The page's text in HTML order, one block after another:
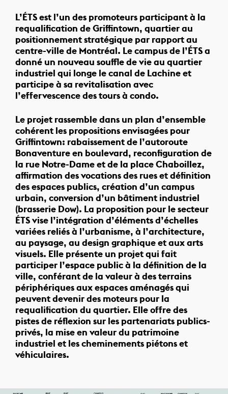
L’ÉTS est l’un des promoteurs participant à la
requalification de Griffintown, quartier au
positionnement stratégique par rapport au
centre-ville de Montréal. Le campus de l’ÉTS a
donné un nouveau souffle de vie au quartier
industriel qui longe le canal de Lachine et
participe à sa revitalisation avec
l’effervescence des tours à condo.
Le projet rassemble dans un plan d’ensemble
cohérent les propositions envisagées pour
Griffintown: rabaissement de l’autoroute
Bonaventure en boulevard, reconfiguration de
la rue Notre-Dame et de la place Chaboillez,
affirmation des vocations des rues et définition
des espaces publics, création d’un campus
urbain, conversion d’un bâtiment industriel
(brasserie Dow). La proposition pour le secteur
ÉTS vise l’intégration d’éléments d’échelles
variées reliés à l’urbanisme, à l’architecture,
au paysage, au design graphique et aux arts
visuels. Elle présente un projet qui fait
participer l’espace public à la définition de la
ville, conférant de la valeur à des terrains
périphériques aux espaces aménagés qui
peuvent devenir des moteurs pour la
requalification du quartier. Elle offre des
pistes de réflexion sur les partenariats publics-
privés, la mise en valeur du patrimoine
industriel et les cheminements piétons et
véhiculaires.